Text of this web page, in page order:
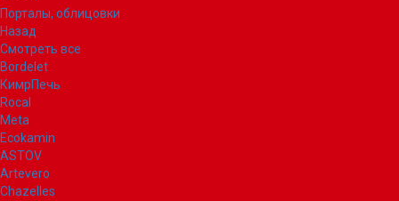
Порталы, облицовки
Назад
Смотреть все
Bordelet
КимрПечь
Rocal
Meta
Ecokamin
ASTOV
Artevero
Chazelles